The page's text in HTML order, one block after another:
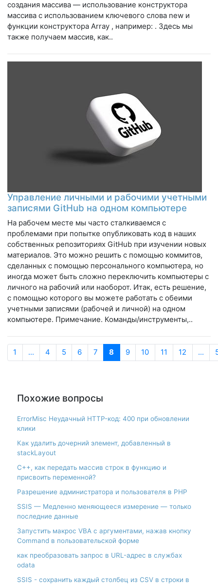
создания массива — использование конструктора
массива с использованием ключевого слова new и
функции конструктора Array , например: . Здесь мы
также получаем массив, как..
Управление личными и рабочими учетными
записями GitHub на одном компьютере
На рабочем месте мы часто сталкиваемся с
проблемами при попытке опубликовать код в наших
собственных репозиториях GitHub при изучении новых
материалов. Это можно решить с помощью коммитов,
сделанных с помощью персонального компьютера, но
иногда может быть сложно переключить компьютеры с
личного на рабочий или наоборот. Итак, есть решение,
с помощью которого вы можете работать с обеими
учетными записями (рабочей и личной) на одном
компьютере. Примечание. Команды/инструменты,..
1 ... 4 5 6 7 8 9 10 11 12 ...
Похожие вопросы
ErrorMisc Неудачный HTTP-код: 400 при обновлении
клики
Как удалить дочерний элемент, добавленный в
stackLayout
С++, как передать массив строк в функцию и
присвоить переменной?
Разрешение администратора и пользователя в PHP
SSIS — Медленно меняющееся измерение — только
последние данные
Запустить макрос VBA с аргументами, нажав кнопку
Command в пользовательской форме
как преобразовать запрос в URL-адрес в службах
odata
SSIS - сохранить каждый столбец из CSV в строки в